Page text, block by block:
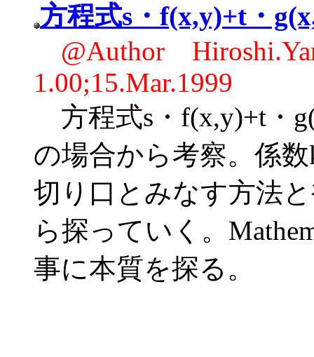
方程式s・f(x,y)+t・
@Author
1.00;15.Mar.1999
方程式s・f(x,y)+t・
の場合から考察。係
切り口とみなす方法
ら探っていく。
事に本質を探る。